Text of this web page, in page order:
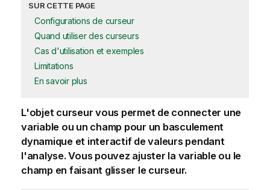
SUR CETTE PAGE
Configurations de curseur
Quand utiliser des curseurs
Cas d'utilisation et exemples
Limitations
En savoir plus
L'objet curseur vous permet de connecter une
variable ou un champ pour un basculement
dynamique et interactif de valeurs pendant
l'analyse. Vous pouvez ajuster la variable ou le
champ en faisant glisser le curseur.